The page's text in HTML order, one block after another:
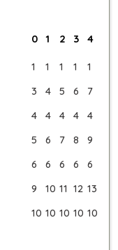
0 1 2 3 4
1 1 1 1
1
3 4 5 6
7
4 4 4 4
4
5 6 7 8
9
6 6 6 6
6
9 10 11 12 13
10 10 10 10 10